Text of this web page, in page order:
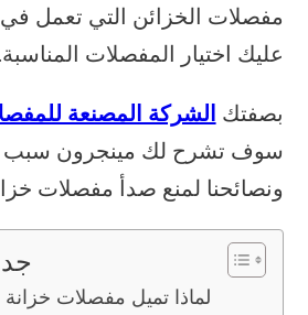
مفصلات الخزائن التي تعمل
عليك اختيار المفصلات المناسبة.
بصفتك الشركة المصنعة
سوف تشرح لك مينجرون سبب
ونصائحنا لمنع صدأ مفصلات
لماذا تميل مفصلات خزانة